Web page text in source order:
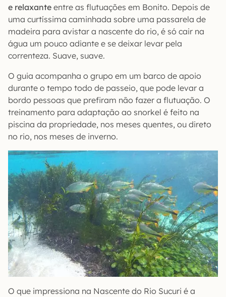
e relaxante entre as flutuações em Bonito. Depois de
uma curtíssima caminhada sobre uma passarela de
madeira para avistar a nascente do rio, é só cair na
água um pouco adiante e se deixar levar pela
correnteza. Suave, suave.
O guia acompanha o grupo em um barco de apoio
durante o tempo todo de passeio, que pode levar a
bordo pessoas que prefiram não fazer a flutuação. O
treinamento para adaptação ao snorkel é feito na
piscina da propriedade, nos meses quentes, ou direto
no rio, nos meses de inverno.
O que impressiona na Nascente do Rio Sucuri é a